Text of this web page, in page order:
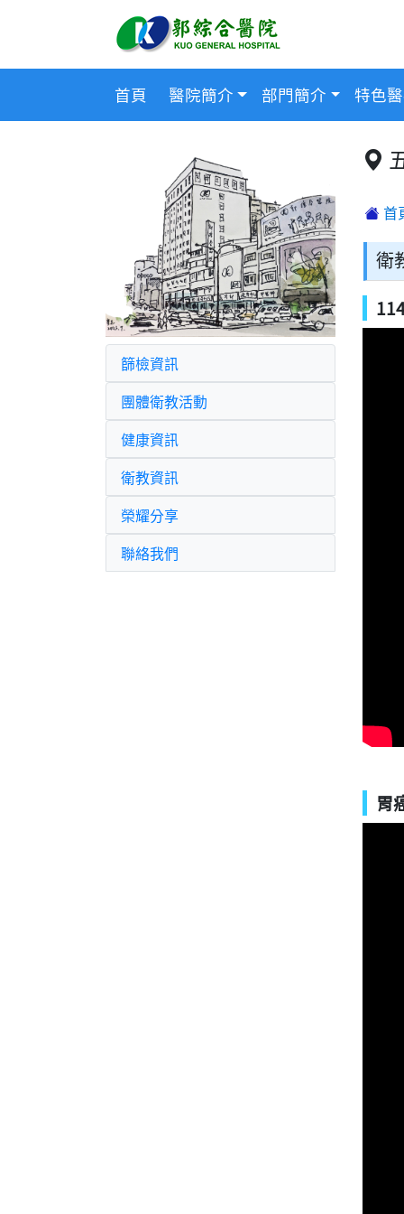
首頁 醫院簡介 部門簡介 特色
篩檢資訊
團體衛教活動
健康資訊
衛教資訊
榮耀分享
聯絡我們
首
衛
胃